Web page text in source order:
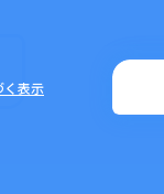
く表示